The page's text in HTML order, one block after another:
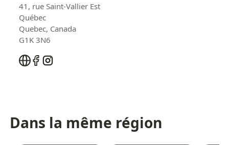
41, rue Saint-Vallier Est
Québec
Quebec, Canada
G1K 3N6
Dans la même région